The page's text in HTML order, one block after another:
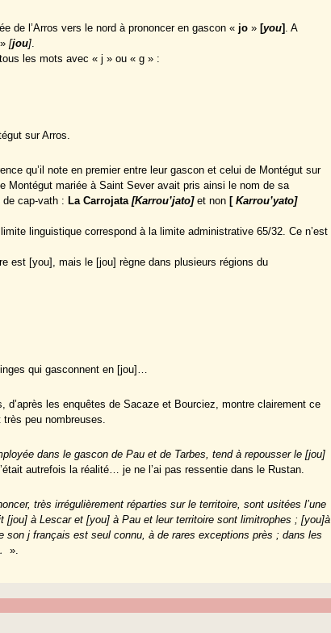
de l’Arros vers le nord à prononcer en gascon « jo » [you] . A
»[jou].
les mots avec « j » ou « g » :
sur Arros.
qu’il note en premier entre leur gascon et celui de Montégut sur
Montégut mariée à Saint Sever avait pris ainsi le nom de sa
cap-vath : La Carrojata [Karrou’jato] et non [Karrou’yato]
linguistique correspond à la limite administrative 65/32. Ce n’est
est [you], mais le [jou] règne dans plusieurs régions du
qui gasconnent en [jou]…
d’après les enquêtes de Sacaze et Bourciez, montre clairement ce
peu nombreuses.
dans le gascon de Pau et de Tarbes, tend à repousser le [jou]
autrefois la réalité… je ne l’ai pas ressentie dans le Rustan.
très irrégulièrement réparties sur le territoire, sont usitées l’une
[jou] à Lescar et [you] à Pau et leur territoire sont limitrophes ; [you]à
j français est seul connu, à de rares exceptions près ; dans les
».